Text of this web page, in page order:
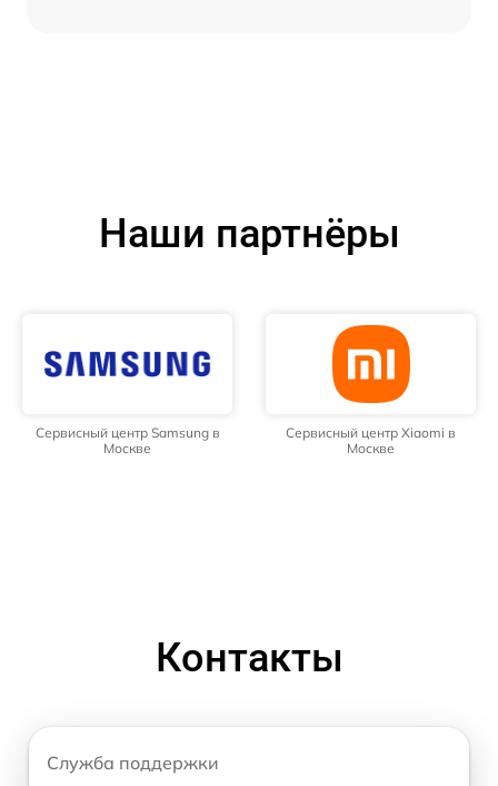
Наши партнёры
Сервисный центр Samsung в
Москве
Сервисный центр Xiaomi в
Москве
Контакты
Служба поддержки